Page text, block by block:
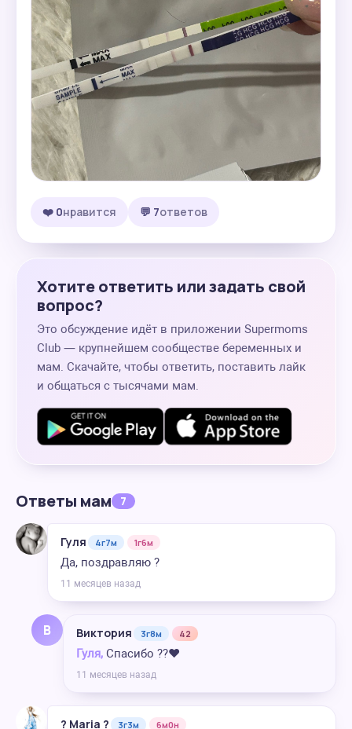
❤️ 0нравится 💬 7ответов
Хотите ответить или задать свой
вопрос?
Это обсуждение идёт в приложении Supermoms
Club — крупнейшем сообществе беременных и
мам. Скачайте, чтобы ответить, поставить лайк
и общаться с тысячами мам.
Ответы мам 7
Гуля 4г7м 1г6м
Да, поздравляю ?
11 месяцев назад
В Виктория 3г8м 42
Гуля, Спасибо ??❤️
11 месяцев назад
? Maria ? 3г3м 6м0н